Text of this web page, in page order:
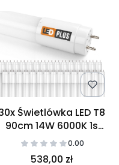
Świetlówka LED T8
90cm 14W 6000K 1s
NANO 0.00
538,00 zł